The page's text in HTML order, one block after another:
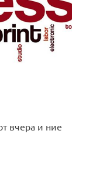
вчера и ние